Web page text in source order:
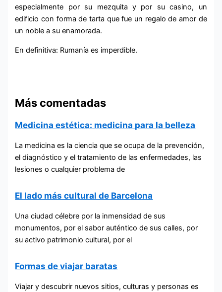
especialmente por su mezquita y por su casino, un
edificio con forma de tarta que fue un regalo de amor de
un noble a su enamorada.
En definitiva: Rumanía es imperdible.
Más comentadas
Medicina estética: medicina para la belleza
La medicina es la ciencia que se ocupa de la prevención,
el diagnóstico y el tratamiento de las enfermedades, las
lesiones o cualquier problema de
El lado más cultural de Barcelona
Una ciudad célebre por la inmensidad de sus
monumentos, por el sabor auténtico de sus calles, por
su activo patrimonio cultural, por el
Formas de viajar baratas
Viajar y descubrir nuevos sitios, culturas y personas es